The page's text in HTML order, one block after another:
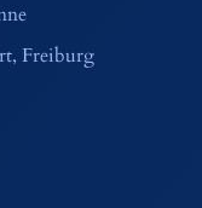
Freiburg